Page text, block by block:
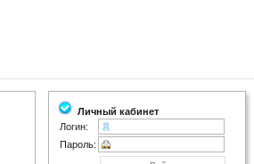
Личный кабинет
Логин:
Пароль: